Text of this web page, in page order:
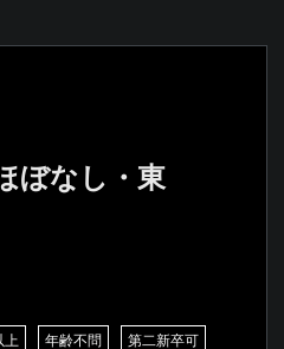
ぼなし・東
上 年齢不問 第二新卒可